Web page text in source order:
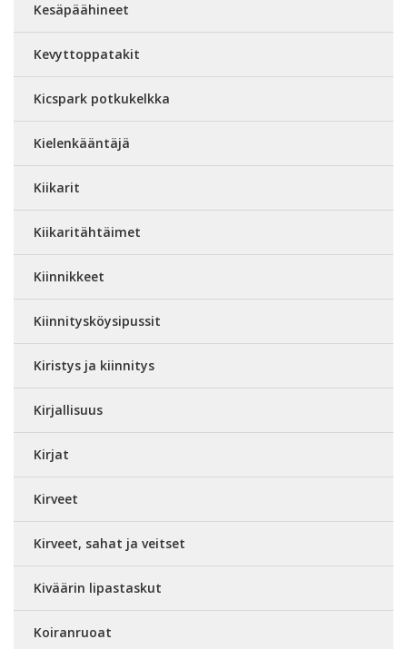
Kesäpäähineet
Kevyttoppatakit
Kicspark potkukelkka
Kielenkääntäjä
Kiikarit
Kiikaritähtäimet
Kiinnikkeet
Kiinnitysköysipussit
Kiristys ja kiinnitys
Kirjallisuus
Kirjat
Kirveet
Kirveet, sahat ja veitset
Kiväärin lipastaskut
Koiranruoat